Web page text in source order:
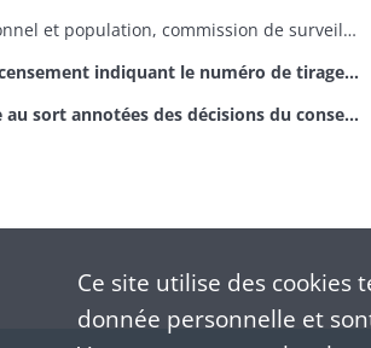
PRISONS: personnel et population, commission de surveillance
indiquant le numéro de tirage au sort (par classe)
annotées des décisions du conseil de révision (par classe)
Ce site utilise des cookies
donnée personnelle et